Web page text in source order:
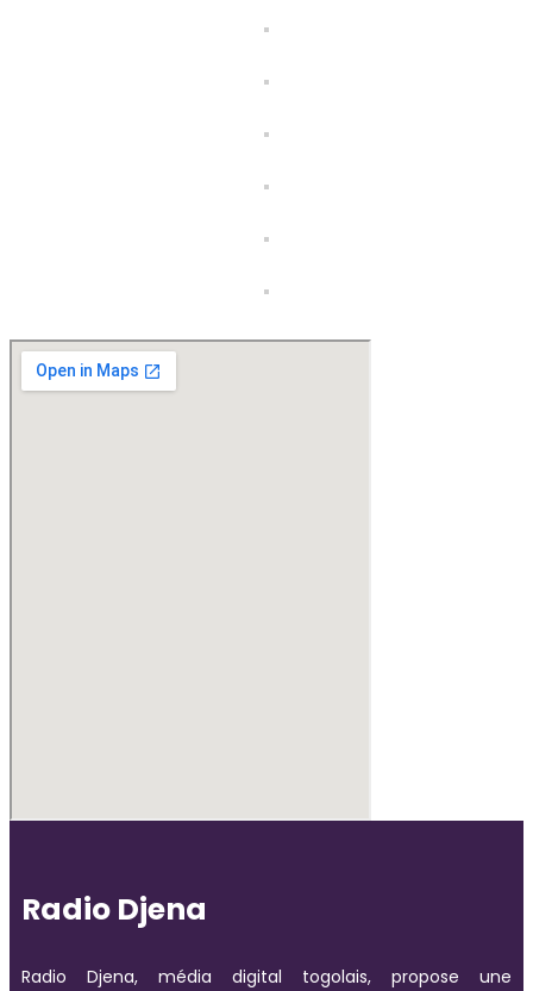
Radio Djena
Radio Djena, média digital togolais, propose une